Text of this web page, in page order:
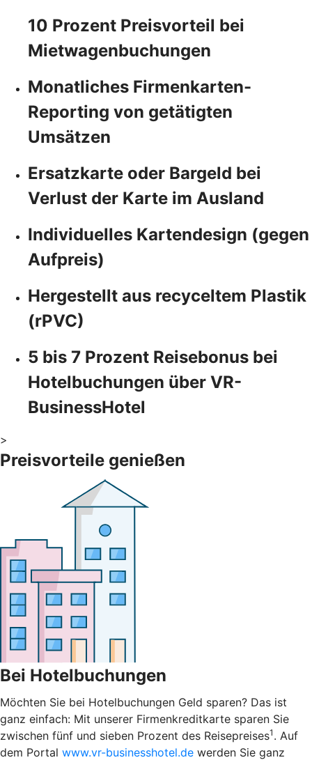
10 Prozent Preisvorteil bei
Mietwagenbuchungen
Monatliches Firmenkarten-
Reporting von getätigten
Umsätzen
Ersatzkarte oder Bargeld bei
Verlust der Karte im Ausland
Individuelles Kartendesign (gegen
Aufpreis)
Hergestellt aus recyceltem Plastik
(rPVC)
5 bis 7 Prozent Reisebonus bei
Hotelbuchungen über VR-
BusinessHotel
>
Preisvorteile genießen
Bei Hotelbuchungen
Möchten Sie bei Hotelbuchungen Geld sparen? Das ist
ganz einfach: Mit unserer Firmenkreditkarte sparen Sie
zwischen fünf und sieben Prozent des Reisepreises1 . Auf
dem Portal www.vr-businesshotel.de werden Sie ganz